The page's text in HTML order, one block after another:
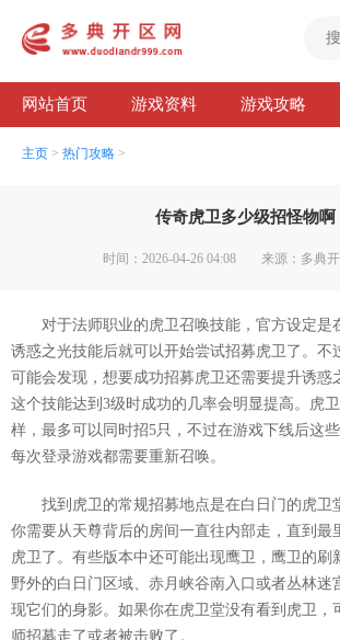
网站首页 游戏资料 游戏攻略
主页 > 热门攻略 >
传奇虎卫多少级招怪物啊
时间：2026-04-26 04:08 来源：多典
对于法师职业的虎卫召唤技能，官方设定是
诱惑之光技能后就可以开始尝试招募虎卫了。不
可能会发现，想要成功招募虎卫还需要提升诱惑
这个技能达到3级时成功的几率会明显提高。虎
样，最多可以同时招5只，不过在游戏下线后这
每次登录游戏都需要重新召唤。
找到虎卫的常规招募地点是在白日门的虎卫
你需要从天尊背后的房间一直往内部走，直到最
虎卫了。有些版本中还可能出现鹰卫，鹰卫的刷
野外的白日门区域、赤月峡谷南入口或者丛林迷
现它们的身影。如果你在虎卫堂没有看到虎卫，
师招募走了或者被击败了。